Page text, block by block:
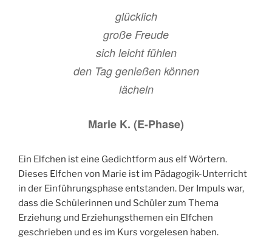
glücklich
große Freude
sich leicht fühlen
den Tag genießen können
lächeln
Marie K. (E-Phase)
Ein Elfchen ist eine Gedichtform aus elf Wörtern.
Dieses Elfchen von Marie ist im Pädagogik-Unterricht
in der Einführungsphase entstanden. Der Impuls war,
dass die Schülerinnen und Schüler zum Thema
Erziehung und Erziehungsthemen ein Elfchen
geschrieben und es im Kurs vorgelesen haben.